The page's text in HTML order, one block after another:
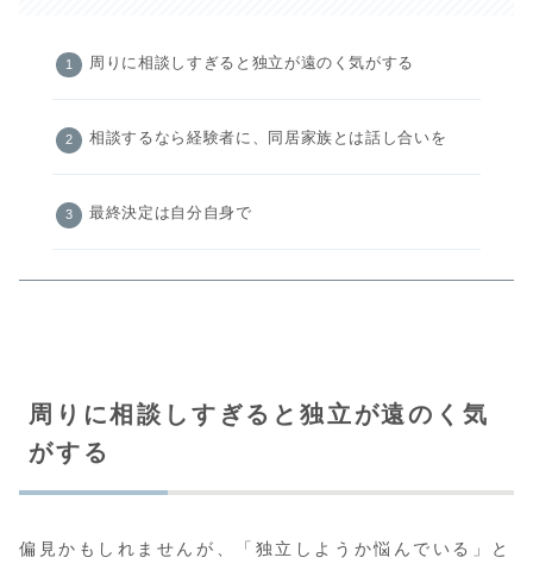
周りに相談しすぎると独立が遠のく気がする
相談するなら経験者に、同居家族とは話し合いを
最終決定は自分自身で
周りに相談しすぎると独立が遠のく気
がする
偏見かもしれませんが、「独立しようか悩んでいる」と